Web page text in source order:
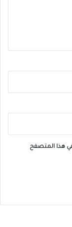
في هذا المتصفح